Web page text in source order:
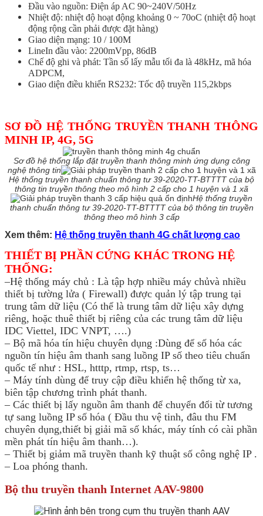
Đầu vào nguồn: Điện áp AC 90~240V/50Hz
Nhiệt độ: nhiệt độ hoạt động khoảng 0 ~ 70oC (nhiệt độ hoạt
động rộng cần phải được đặt hàng)
Giao diện mạng: 10 / 100M
LineIn đầu vào: 2200mVpp, 86dB
Chế độ ghi và phát: Tần số lấy mẫu tối đa là 48kHz, mã hóa
ADPCM,
Giao diện điều khiển RS232: Tốc độ truyền 115,2kbps
SƠ ĐỒ HỆ THỐNG TRUYỀN THANH THÔNG
MINH IP, 4G, 5G
Sơ đồ hệ thống lắp đặt truyền thanh thông minh ứng dụng công
nghệ thông tin
Hệ thống truyền thanh chuẩn thông tư 39-2020-TT-BTTTT của bộ
thông tin truyền thông theo mô hình 2 cấp cho 1 huyện và 1 xã
Hệ thống truyền
thanh chuẩn thông tư 39-2020-TT-BTTTT của bộ thông tin truyền
thông theo mô hình 3 cấp
Xem thêm: Hệ thống truyền thanh 4G chất lượng cao
THIẾT BỊ PHẦN CỨNG KHÁC TRONG HỆ
THỐNG:
–Hệ thống máy chủ : Là tập hợp nhiều máy chủvà nhiều
thiết bị tường lửa ( Firewall) được quản lý tập trung tại
trung tâm dữ liệu (Có thể là trung tâm dữ liệu xây dựng
riêng, hoặc thuê thiết bị riêng của các trung tâm dữ liệu
IDC Viettel, IDC VNPT, ….)
– Bộ mã hóa tín hiệu chuyên dụng :Dùng để số hóa các
nguồn tín hiệu âm thanh sang luồng IP số theo tiêu chuẩn
quốc tế như : HSL, htttp, rtmp, rtsp, ts…
– Máy tính dùng để truy cập điều khiển hệ thống từ xa,
biên tập chương trình phát thanh.
– Các thiết bị lấy nguồn âm thanh để chuyển đổi từ tương
tự sang luồng IP số hóa ( Đầu thu vệ tinh, đâu thu FM
chuyên dụng,thiết bị giải mã số khác, máy tính có cài phần
mền phát tín hiệu âm thanh…).
– Thiết bị giảm mã truyền thanh kỹ thuật số công nghệ IP .
– Loa phóng thanh.
Bộ thu truyền thanh Internet AAV-9800